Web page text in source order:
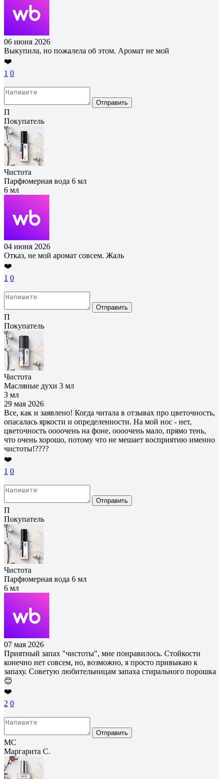
06 июня 2026
Выкупила, но пожалела об этом. Аромат не мой
❤️
1 0
Отправить
П
Покупатель
Чистота
Парфюмерная вода 6 мл
6 мл
04 июня 2026
Отказ, не мой аромат совсем. Жаль
❤️
1 0
Отправить
П
Покупатель
Чистота
Масляные духи 3 мл
3 мл
29 мая 2026
Все, как и заявлено! Когда читала в отзывах про цветочность,
опасалась яркости и определенности. На мой нос - нет,
цветочность оооочень на фоне, оооочень мало, прямо тень,
что очень хорошо, потому что не мешает восприятию именно
чистоты!????
❤️
1 0
Отправить
П
Покупатель
Чистота
Парфюмерная вода 6 мл
6 мл
07 мая 2026
Приятный запах "чистоты", мне понравилось. Стойкости
конечно нет совсем, но, возможно, я просто привыкаю к
запаху. Советую любительницам запаха стирального порошка
😊
❤️
2 0
Отправить
МС
Маргарита С.